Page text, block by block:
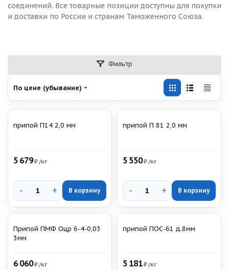
соединений. Все товарные позиции доступны для покупки
и доставки по России и странам Таможенного Союза.
Фильтр
По цене (убывание)
припой П14 2,0 мм
5 679₽ /кг
- + В корзину
припой П 81 2,0 мм
5 550₽ /кг
- + В корзину
Припой ПМФ Оцр 6-4-0,03
3мм
6 060₽/кг
припой ПОС-61 д.8мм
5 181₽/кг